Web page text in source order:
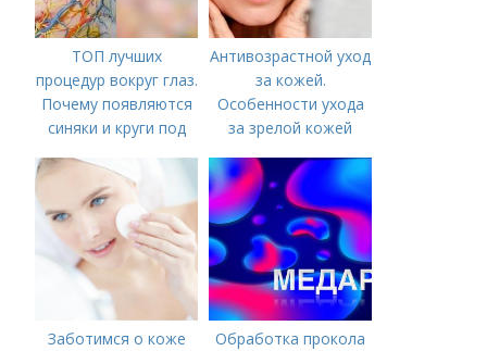
ТОП лучших
процедур вокруг глаз.
Почему появляются
синяки и круги под
Антивозрастной уход
за кожей.
Особенности ухода
за зрелой кожей
Заботимся о коже
Обработка прокола